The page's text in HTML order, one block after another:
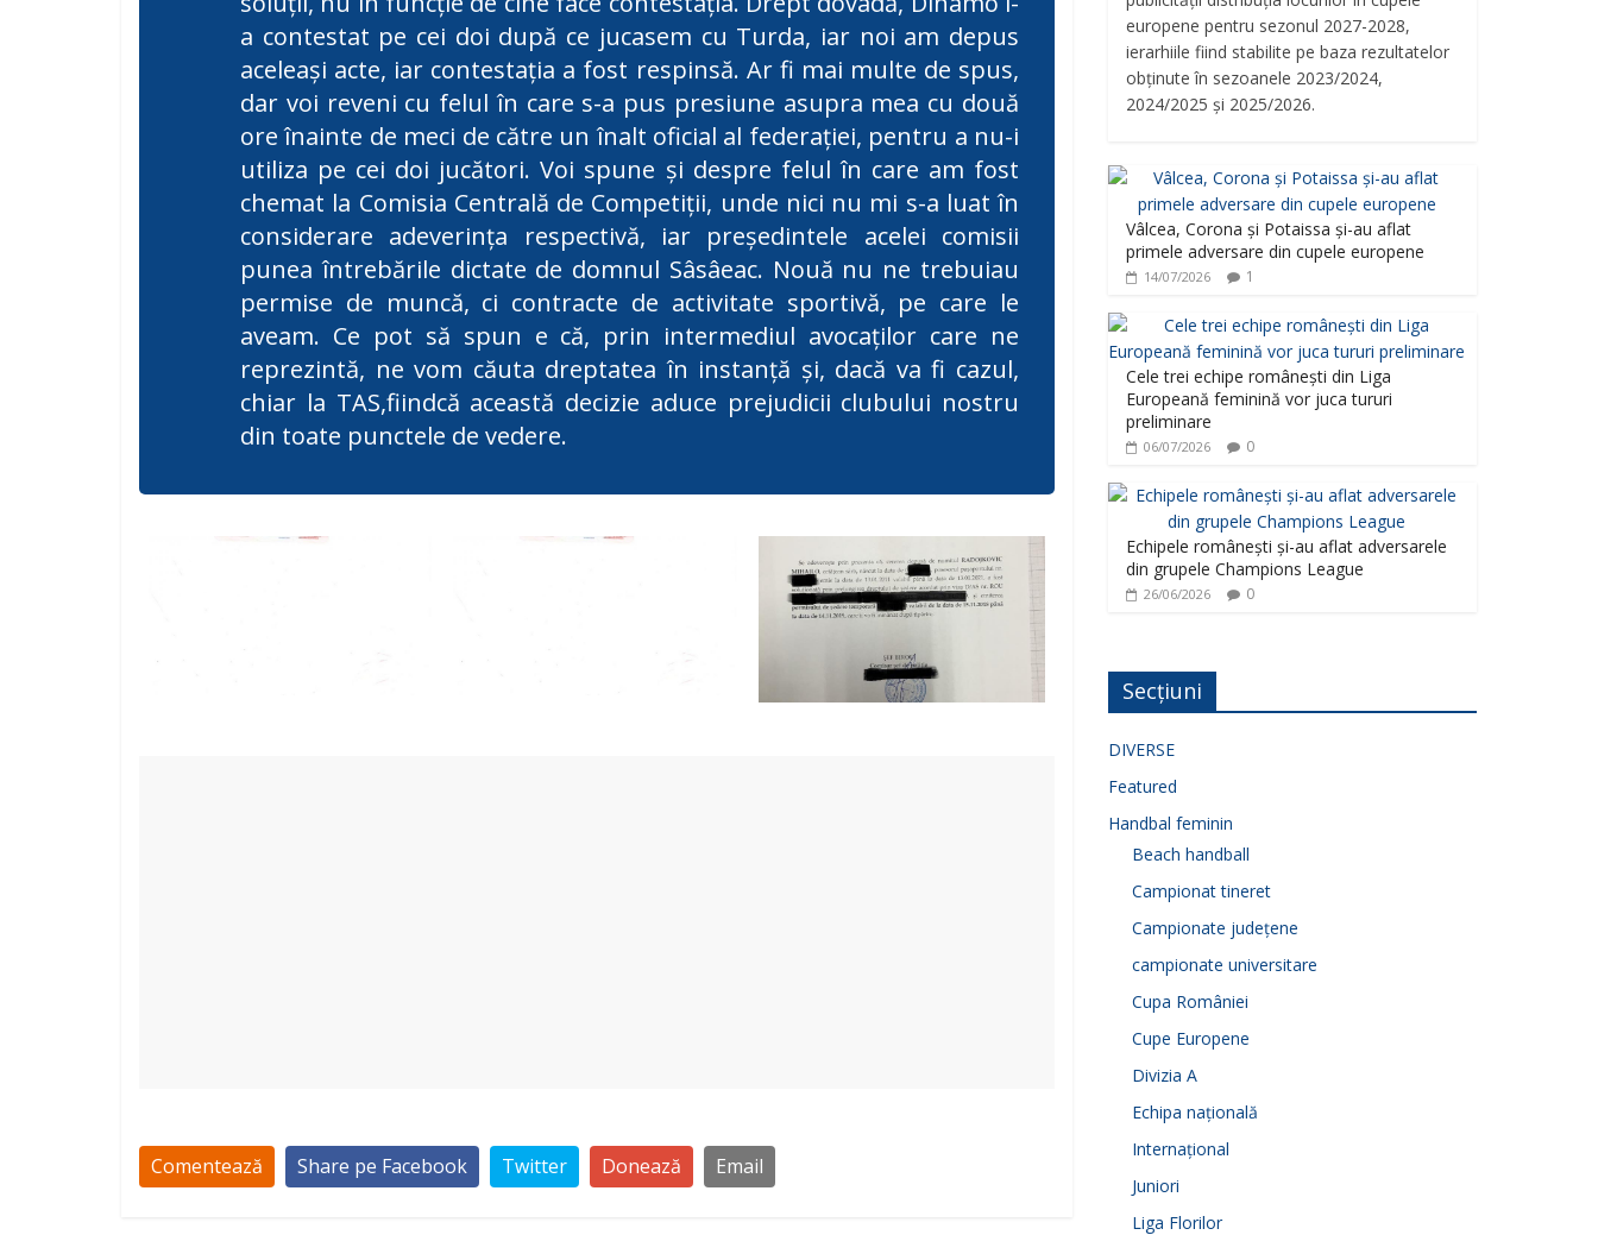
a contestat pe cei doi după ce jucasem cu Turda, iar noi am depus
aceleași acte, iar contestația a fost respinsă. Ar fi mai multe de spus,
dar voi reveni cu felul în care s-a pus presiune asupra mea cu două
ore înainte de meci de către un înalt oficial al federației, pentru a nu-i
utiliza pe cei doi jucători. Voi spune și despre felul în care am fost
chemat la Comisia Centrală de Competiții, unde nici nu mi s-a luat în
considerare adeverința respectivă, iar președintele acelei comisii
punea întrebările dictate de domnul Sâsâeac. Nouă nu ne trebuiau
permise de muncă, ci contracte de activitate sportivă, pe care le
aveam. Ce pot să spun e că, prin intermediul avocaților care ne
reprezintă, ne vom căuta dreptatea în instanță și, dacă va fi cazul,
chiar la TAS,fiindcă această decizie aduce prejudicii clubului nostru
din toate punctele de vedere.
Comentează Share pe Facebook Twitter Donează Email
europene pentru sezonul 2027-2028,
ierarhiile fiind stabilite pe baza rezultatelor
obținute în sezoanele 2023/2024,
2024/2025 și 2025/2026.
Vâlcea, Corona și Potaissa și-au aflat
primele adversare din cupele europene
14/07/2026 1
Cele trei echipe românești din Liga
Europeană feminină vor juca tururi
preliminare
06/07/2026 0
Echipele românești și-au aflat adversarele
din grupele Champions League
26/06/2026 0
Secțiuni
DIVERSE
Featured
Handbal feminin
Beach handball
Campionat tineret
Campionate județene
campionate universitare
Cupa României
Cupe Europene
Divizia A
Echipa națională
Internațional
Juniori
Liga Florilor